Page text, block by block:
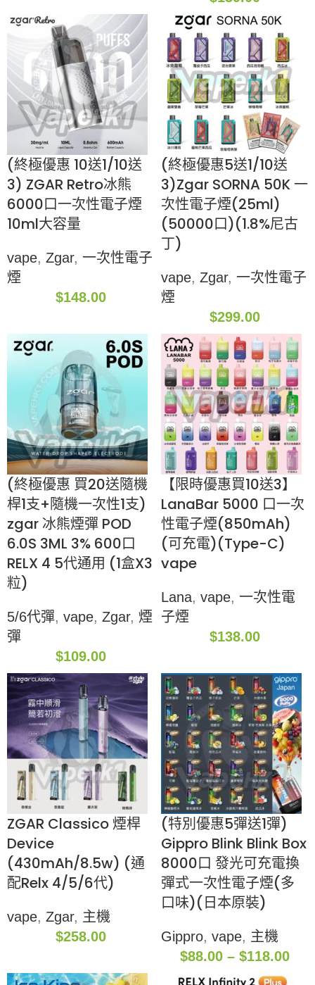
(終極優惠 10送1/10送
3) ZGAR Retro冰熊
6000口一次性電子煙
10ml大容量
vape, Zgar, 一次性電子
煙
$148.00
(終極優惠5送1/10送
3)Zgar SORNA 50K 一
次性電子煙(25ml)
(50000口)(1.8%尼古
丁)
vape, Zgar, 一次性電子
煙
$299.00
(終極優惠 買20送隨機
桿1支+隨機一次性1支)
zgar 冰熊煙彈 POD
6.0S 3ML 3% 600口
RELX 4 5代通用 (1盒X3
粒)
5/6代彈, vape, Zgar, 煙
彈
$109.00
【限時優惠買10送3】
LanaBar 5000 口一次
性電子煙(850mAh)
(可充電)(Type-C)
vape
Lana, vape, 一次性電
子煙
$138.00
ZGAR Classico 煙桿
Device
(430mAh/8.5w) (通
配Relx 4/5/6代)
vape, Zgar, 主機
$258.00
(特別優惠5彈送1彈)
Gippro Blink Blink Box
8000口 發光可充電換
彈式一次性電子煙(多
口味)(日本原裝)
Gippro, vape, 主機
$88.00 – $118.00